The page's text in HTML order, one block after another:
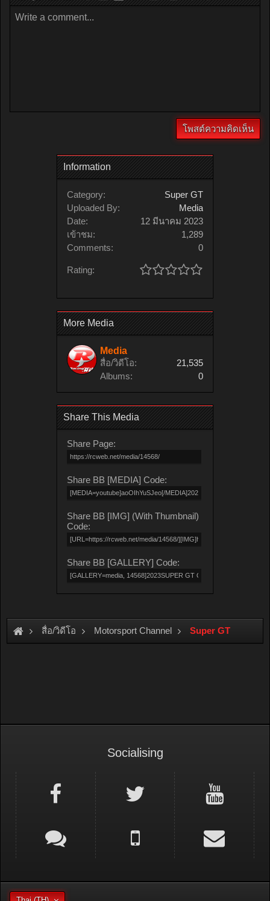
Write a comment...
Information
Category:
Super GT
Uploaded By:
Media
Date:
12 มีนาคม 2023
เข้าชม:
1,289
Comments:
0
Rating:
More Media
Media
สื่อ/วิดีโอ:
21,535
Albums:
0
Share This Media
Share Page:
Share BB [MEDIA] Code:
Share BB [IMG] (With Thumbnail)
Code:
Share BB [GALLERY] Code:
สื่อ/วิดีโอ Motorsport Channel Super GT
Socialising